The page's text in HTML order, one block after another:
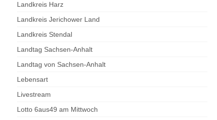
Landkreis Harz
Landkreis Jerichower Land
Landkreis Stendal
Landtag Sachsen-Anhalt
Landtag von Sachsen-Anhalt
Lebensart
Livestream
Lotto 6aus49 am Mittwoch